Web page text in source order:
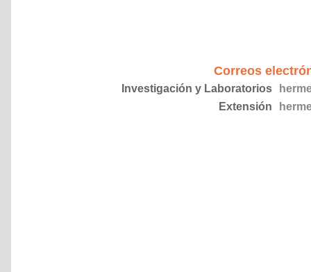
Correos
Investigación y Laboratorios
Extensión